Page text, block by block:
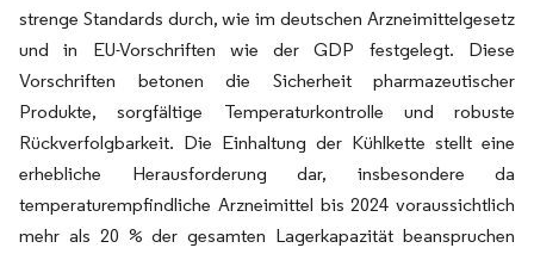
strenge Standards durch, wie im deutschen Arzneimittelgesetz
und in EU-Vorschriften wie der GDP festgelegt. Diese
Vorschriften betonen die Sicherheit pharmazeutischer
Produkte, sorgfältige Temperaturkontrolle und robuste
Rückverfolgbarkeit. Die Einhaltung der Kühlkette stellt eine
erhebliche Herausforderung dar, insbesondere da
temperaturempfindliche Arzneimittel bis 2024 voraussichtlich
mehr als 20 % der gesamten Lagerkapazität beanspruchen